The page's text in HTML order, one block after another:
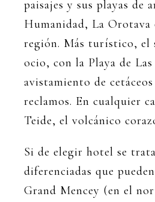
paisajes y sus playas de
Humanidad, La Orotava
región. Más turístico, el
ocio, con la Playa de
avistamiento de
reclamos. En cualquier
Teide, el volcánico
Si de elegir hotel se
diferenciadas que
Grand Mencey (en el